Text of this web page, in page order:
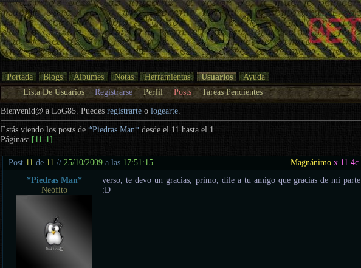
Portada Blogs Álbumes Notas Herramientas Usuarios
Ayuda
Lista De Usuarios
Registrarse Perfil Posts Tareas Pendientes
Bienvenid@ a LoG85. Puedesregistrarte ologearte.
Estás viendo los posts de*Piedras Man* desde el 11 hasta el 1.
Páginas: [11-1]
Post 11 de 11 // 25/10/2009 a las 17:51:15 Magnánimo x 11.4c.
*Piedras Man*
Neófito
verso, te devo un gracias, primo, dile a tu amigo que gracias de mi parte
:D